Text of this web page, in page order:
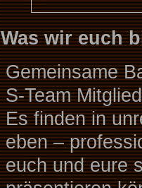
Was wir euch
Gemeinsame
S-Team
Es finden in
eben –
euch und eure